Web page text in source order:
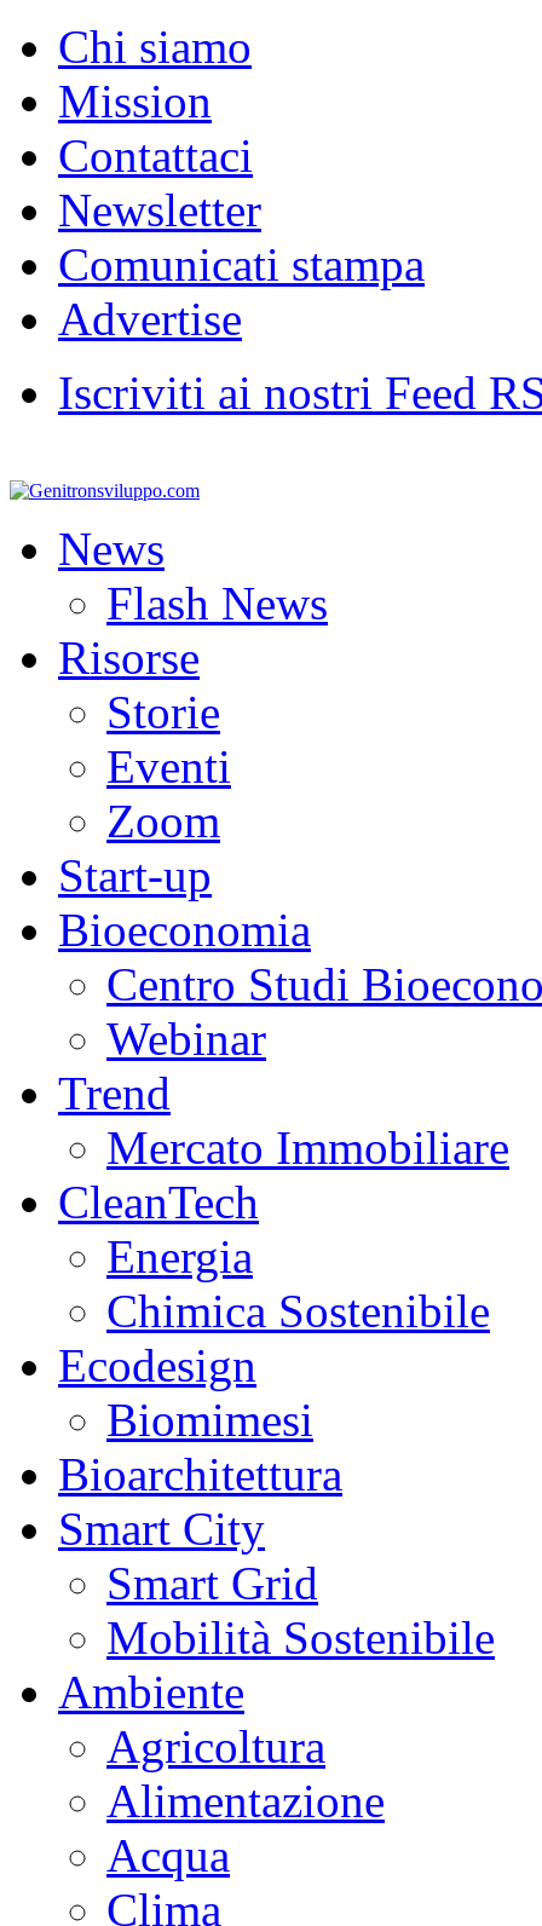
Chi siamo
Mission
Contattaci
Newsletter
Comunicati stampa
Advertise
Iscriviti ai nostri Feed
News
Flash News
Risorse
Storie
Eventi
Zoom
Start-up
Bioeconomia
Centro Studi
Webinar
Trend
Mercato Immobiliare
CleanTech
Energia
Chimica Sostenibile
Ecodesign
Biomimesi
Bioarchitettura
Smart City
Smart Grid
Mobilità Sostenibile
Ambiente
Agricoltura
Alimentazione
Acqua
Clima